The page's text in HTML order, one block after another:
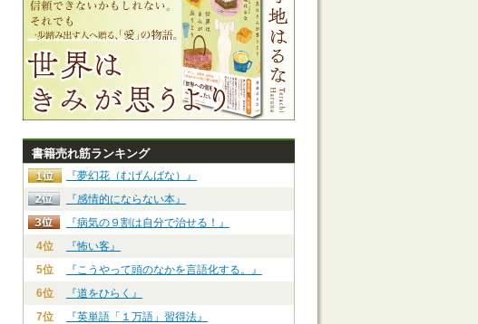
書籍売れ筋ランキング
『夢幻花（むげんばな）』
『感情的にならない本』
『病気の９割は自分で治せる！』
4位
『怖い客』
5位
『こうやって頭のなかを言語化する。』
6位
『道をひらく』
7位
『英単語「１万語」習得法』